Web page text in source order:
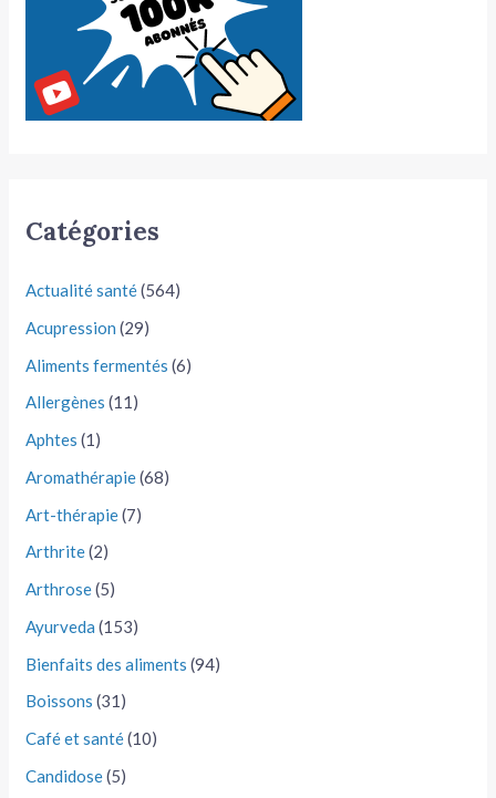
Catégories
Actualité santé(564)
Acupression (29)
Aliments fermentés (6)
Allergènes (11)
Aphtes (1)
Aromathérapie(68)
Art-thérapie(7)
Arthrite(2)
Arthrose(5)
Ayurveda (153)
Bienfaits des aliments (94)
Boissons (31)
Café et santé(10)
Candidose(5)